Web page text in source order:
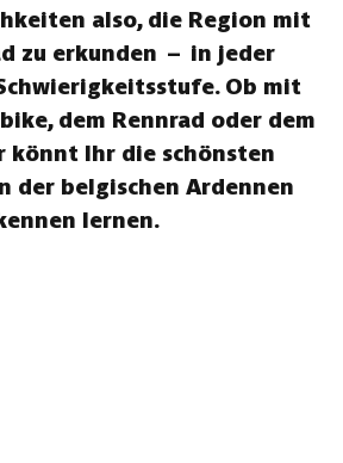
also, die Region mit
zu erkunden – in jeder
Ob mit
dem Rennrad oder dem
könnt Ihr die schönsten
der belgischen Ardennen
lernen.